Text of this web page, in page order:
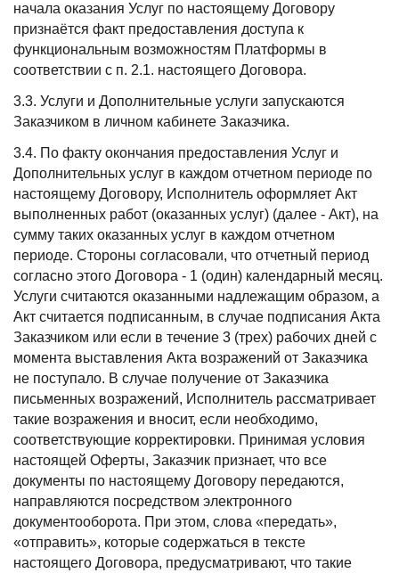
начала оказания Услуг по настоящему Договору
признаётся факт предоставления доступа к
функциональным возможностям Платформы в
соответствии с п. 2.1. настоящего Договора.
3.3. Услуги и Дополнительные услуги запускаются
Заказчиком в личном кабинете Заказчика.
3.4. По факту окончания предоставления Услуг и
Дополнительных услуг в каждом отчетном периоде по
настоящему Договору, Исполнитель оформляет Акт
выполненных работ (оказанных услуг) (далее - Акт), на
сумму таких оказанных услуг в каждом отчетном
периоде. Стороны согласовали, что отчетный период
согласно этого Договора - 1 (один) календарный месяц.
Услуги считаются оказанными надлежащим образом, а
Акт считается подписанным, в случае подписания Акта
Заказчиком или если в течение 3 (трех) рабочих дней с
момента выставления Акта возражений от Заказчика
не поступало. В случае получение от Заказчика
письменных возражений, Исполнитель рассматривает
такие возражения и вносит, если необходимо,
соответствующие корректировки. Принимая условия
настоящей Оферты, Заказчик признает, что все
документы по настоящему Договору передаются,
направляются посредством электронного
документооборота. При этом, слова «передать»,
«отправить», которые содержаться в тексте
настоящего Договора, предусматривают, что такие